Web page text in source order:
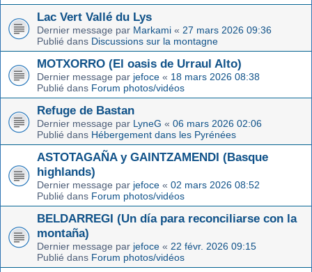
Lac Vert Vallé du Lys
Dernier message par Markami « 27 mars 2026 09:36
Publié dans Discussions sur la montagne
MOTXORRO (El oasis de Urraul Alto)
Dernier message par jefoce « 18 mars 2026 08:38
Publié dans Forum photos/vidéos
Refuge de Bastan
Dernier message par LyneG « 06 mars 2026 02:06
Publié dans Hébergement dans les Pyrénées
ASTOTAGAÑA y GAINTZAMENDI (Basque
highlands)
Dernier message par jefoce « 02 mars 2026 08:52
Publié dans Forum photos/vidéos
BELDARREGI (Un día para reconciliarse con la
montaña)
Dernier message par jefoce « 22 févr. 2026 09:15
Publié dans Forum photos/vidéos